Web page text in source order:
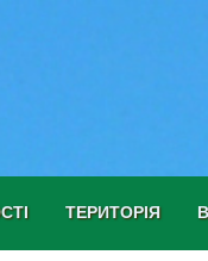
ТЕРИТОРІЯ